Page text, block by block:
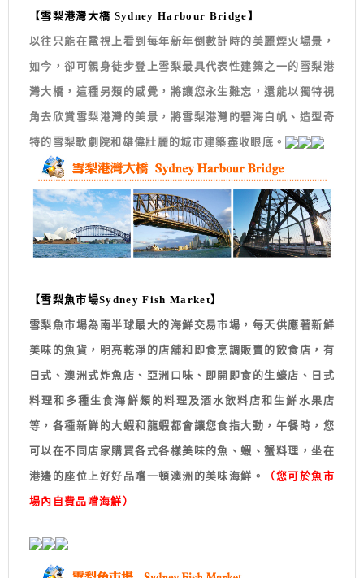
【雪梨港灣大橋 Sydney Harbour Bridge】
以往只能在電視上看到每年新年倒數計時的美麗煙火場景，
如今，卻可親身徒步登上雪梨最具代表性建築之一的雪梨港
灣大橋，這種另類的感覺，將讓您永生難忘，還能以獨特視
角去欣賞雪梨港灣的美景，將雪梨港灣的碧海白帆、造型奇
特的雪梨歌劇院和雄偉壯麗的城市建築盡收眼底。
【雪梨魚市場Sydney Fish Market】
雪梨魚市場為南半球最大的海鮮交易市場，每天供應著新鮮
美味的魚貨，明亮乾淨的店舖和即食烹調販賣的飲食店，有
日式、澳洲式炸魚店、亞洲口味、即開即食的生蠔店、日式
料理和多種生食海鮮類的料理及酒水飲料店和生鮮水果店
等，各種新鮮的大蝦和龍蝦都會讓您食指大動，午餐時，您
可以在不同店家購買各式各樣美味的魚、蝦、蟹料理，坐在
港邊的座位上好好品嚐一頓澳洲的美味海鮮。 （您可於魚市
場內自費品嚐海鮮）